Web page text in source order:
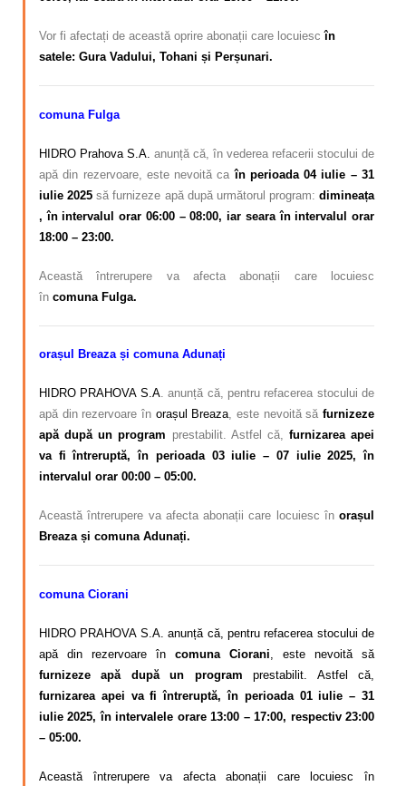
Vor fi afectați de această oprire abonații care locuiescîn
satele: Gura Vadului, Tohani și Perșunari.
comuna Fulga
HIDRO Prahova S.A. anunță că, în vederea refacerii stocului de
apă din rezervoare, este nevoită caîn perioada 04 iulie – 31
iulie 2025 să furnizeze apă după următorul program: dimineața
, în intervalul orar 06:00 – 08:00, iar seara în intervalul orar
18:00 – 23:00.
Această întrerupere va afecta abonații care locuiesc
în comuna Fulga.
orașul Breaza și comuna Adunați
HIDRO PRAHOVA S.A. anunță că, pentru refacerea stocului de
apă din rezervoare în orașul Breaza, este nevoită săfurnizeze
apă după un program prestabilit. Astfel că, furnizarea apei
va fi întreruptă, în perioada 03 iulie – 07 iulie 2025, în
intervalul orar 00:00 – 05:00.
Această întrerupere va afecta abonații care locuiesc în orașul
Breaza și comuna Adunați.
comuna Ciorani
HIDRO PRAHOVA S.A. anunță că, pentru refacerea stocului de
apă din rezervoare în comuna Ciorani , este nevoită să
furnizeze apă după un program prestabilit. Astfel că,
furnizarea apei va fi întreruptă, în perioada 01 iulie – 31
iulie 2025, în intervalele orare 13:00 – 17:00, respectiv 23:00
– 05:00.
Această întrerupere va afecta abonații care locuiesc în